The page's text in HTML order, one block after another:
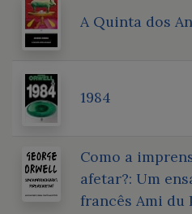
A Quinta dos
1984
Como a
afetar?: Um
francês Ami du